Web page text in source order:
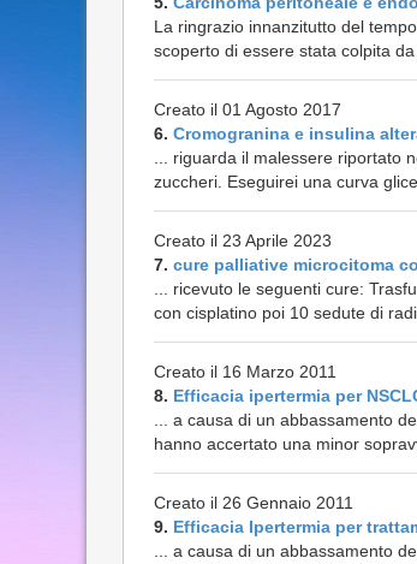
La ringrazio innanzitutto del
scoperto di essere stata colpita
Creato il 01 Agosto 2017
6. Cromogranina e insulina
... riguarda il malessere riportato
zuccheri. Eseguirei una curva
Creato il 23 Aprile 2023
7. cure palliative microcitoma
... ricevuto le seguenti cure:
con cisplatino poi 10 sedute di
Creato il 16 Marzo 2011
8. Efficacia ipertermia per
... a causa di un abbassamento
hanno accertato una minor
Creato il 26 Gennaio 2011
9. Efficacia Ipertermia per
... a causa di un abbassamento